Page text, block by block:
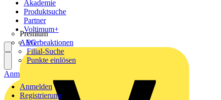
Akademie
Produktsuche
Partner
Premium
AEG
Voltimum+
Werbeaktionen
Filial-Suche
Punkte einlösen
Anmelden
Registrierung
Anmelden